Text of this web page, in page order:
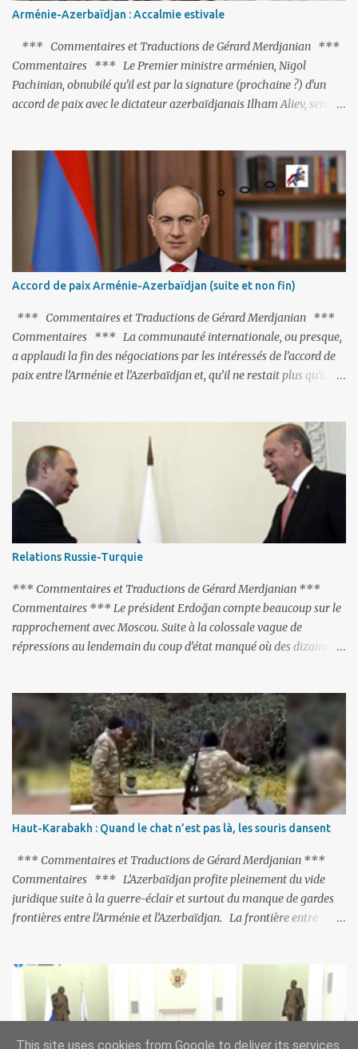
Arménie-Azerbaïdjan : Accalmie estivale
*** Commentaires et Traductions de Gérard Merdjanian ***
Commentaires *** Le Premier ministre arménien, Nigol
Pachinian, obnubilé qu'il est par la signature (prochaine ?) d'un
accord de paix avec le dictateur azerbaïdjanais Ilham Aliev, serait
C'est hélas fort peu probable ; l'Histoire ou la Littérature ne sont
pas ses points forts, pas plus d'ailleurs que les négociations avec le
tandem turco-azéri. Faisant fi de tout ce qui précède la chute de
l'URSS, il est exclusivement intéressé par ce qu'il nomme «
l'Arménie réelle ». Même les trois présidents qu'ils l'ont précédés ne
trouvent pas grâce à ses yeux, les traitant de tous les noms, avant
de les traîner en justice. Et comme les politiciens ne lui suffisent
pas, il s'attaque aux dignitaires de l'Église arménienne, les...
Accord de paix Arménie-Azerbaïdjan (suite et non fin)
*** Commentaires et Traductions de Gérard Merdjanian ***
Commentaires *** La communauté internationale, ou presque,
a applaudi la fin des négociations par les intéressés de l’accord de
paix entre l’Arménie et l’Azerbaïdjan et, qu’il ne restait plus qu’à le
Les deux points non résolus portaient sur la renonciation aux
revendications internationales mutuelles et sur l'abstention de
déployer des représentants d'autres pays le long de la frontière
entre l'Arménie et l'Azerbaïdjan. C’est chose faite, l’Arménie a
accepté. Comme on pouvait s’y attendre, Bakou a posé de
nouvelles conditions préalables : 1- L’Arménie doit demander la
dissolution du Groupe de Minsk de l’OSCE ; 2- et surtout, elle doit
changer sa Constitution en supprimant toute allusion au
‘Karabakh’. Su...
Relations Russie-Turquie
*** Commentaires et Traductions de Gérard Merdjanian ***
Commentaires *** Le président Erdoğan compte beaucoup sur le
rapprochement avec Moscou. Suite à la colossale vague de
répressions au lendemain du coup d’état manqué où des dizaines
fermés, ses relations avec les Occidentaux se sont notablement
refroidies ; Moscou s’était abstenu de critiquer Ankara sur cette
purge massive. Avec en perspective, une épée de Damoclès
suspendue au-dessus de la tête - la fin des négociations d’adhésion
à l’UE si la peine de mort est rétablie ; Et des menaces non voilées
envers les Etats-Unis : «Si Gülen n'est pas extradé, les États-Unis
sacrifieront les relations bilatérales à cause de ce terroriste» , a
prévenu le ministre turc de la Justice, Bekir Bozdag.
Haut-Karabakh : Quand le chat n’est pas là, les souris dansent
*** Commentaires et Traductions de Gérard Merdjanian ***
Commentaires *** L’Azerbaïdjan profite pleinement du vide
juridique suite à la guerre-éclair et surtout du manque de gardes
frontières entre l’Arménie et l’Azerbaïdjan. La frontière entre
Gumri. On ne sait jamais si l’envie prenait au zigoto d’en face
d’envoyer ses chars sur Erevan (1). Si les 221km de frontière avec
le Nakhitchevan, bien que non-gardé par les Russes, ne posent pas
This site uses cookies from Google to deliver its services